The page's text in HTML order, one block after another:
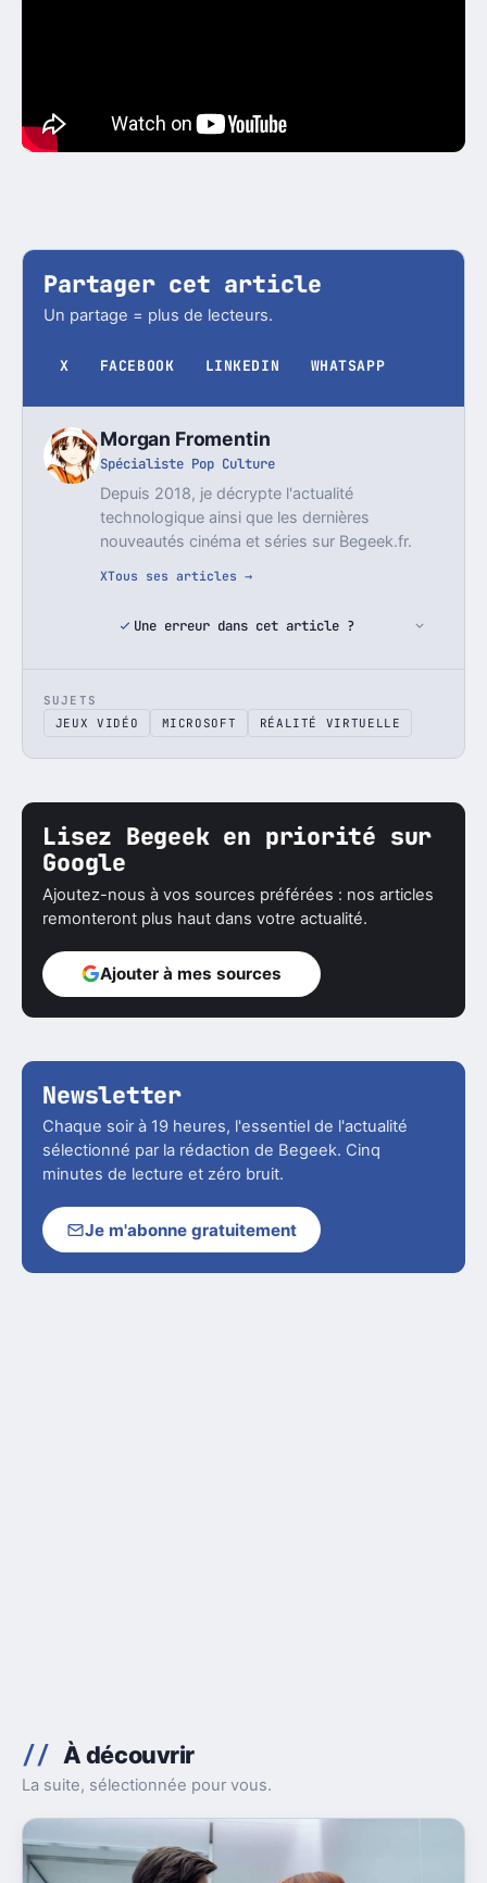
Partager cet article
Un partage = plus de lecteurs.
X FACEBOOK LINKEDIN WHATSAPP
Morgan Fromentin
Spécialiste Pop Culture
Depuis 2018, je décrypte l'actualité
technologique ainsi que les dernières
nouveautés cinéma et séries sur Begeek.fr.
XTous ses articles →
Une erreur dans cet article ?
SUJETS
JEUX VIDÉO
MICROSOFT RÉALITÉ VIRTUELLE
Lisez Begeek en priorité sur
Google
Ajoutez-nous à vos sources préférées : nos articles
remonteront plus haut dans votre actualité.
Ajouter à mes sources
Newsletter
Chaque soir à 19 heures, l'essentiel de l'actualité
sélectionné par la rédaction de Begeek. Cinq
minutes de lecture et zéro bruit.
Je m'abonne gratuitement
À découvrir
La suite, sélectionnée pour vous.